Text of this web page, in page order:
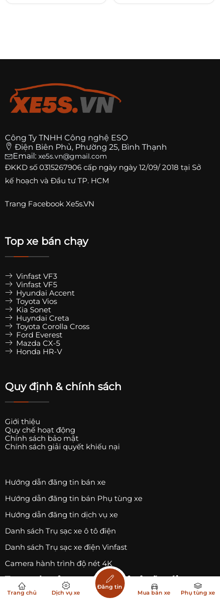
Công Ty TNHH Công nghệ ESO
Điện Biên Phủ, Phường 25, Bình Thạnh
Email: xe5s.vn@gmail.com
ĐKKD số 0315267906 cấp ngày ngày 12/09/ 2018 tại Sở
kế hoạch và Đầu tư TP. HCM
Trang Facebook Xe5s.VN
Top xe bán chạy
Vinfast VF3
Vinfast VF5
Hyundai Accent
Toyota Vios
Kia Sonet
Huyndai Creta
Toyota Corolla Cross
Ford Everest
Mazda CX-5
Honda HR-V
Quy định & chính sách
Giới thiệu
Quy chế hoạt động
Chính sách bảo mật
Chính sách giải quyết khiếu nại
Hướng dẫn đăng tin bán xe
Hướng dẫn đăng tin bán Phụ tùng xe
Hướng dẫn đăng tin dịch vụ xe
Danh sách Trụ sạc xe ô tô điện
Danh sách Trụ sạc xe điện Vinfast
Camera hành trình độ nét 4K
Trang chuyênmua bán xe ô tôcũ mới,mua
bán phụ tùng xe ô tô, đăng tin bán xe, bán
Trang chủ Dịch vụ xe
Đăng tin
Mua bán xe
Phụ tùng xe